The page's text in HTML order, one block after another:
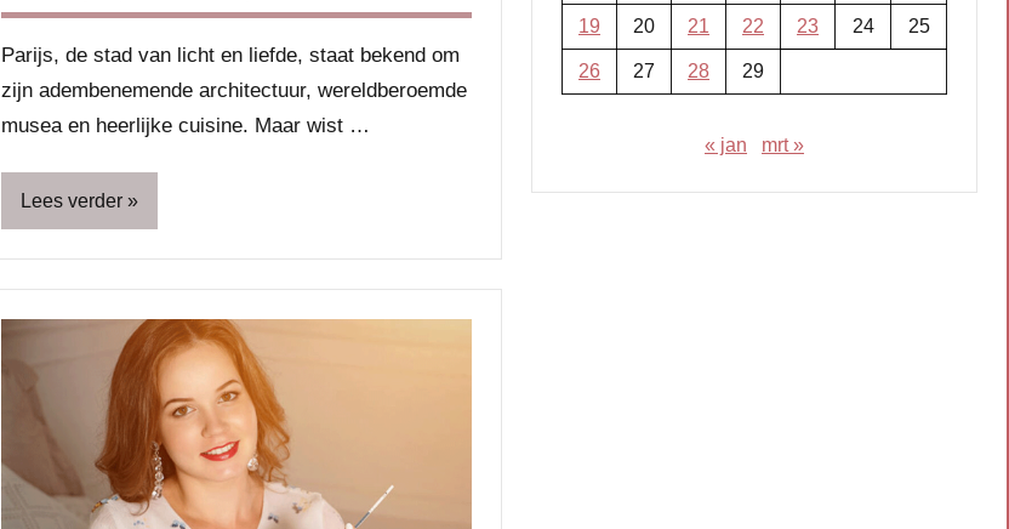
Parijs, de stad van licht en liefde, staat bekend om
zijn adembenemende architectuur, wereldberoemde
musea en heerlijke cuisine. Maar wist …
Lees verder
Uitstapjes
19 20 21 22 23 24 25
26 27 28 29
« jan mrt »